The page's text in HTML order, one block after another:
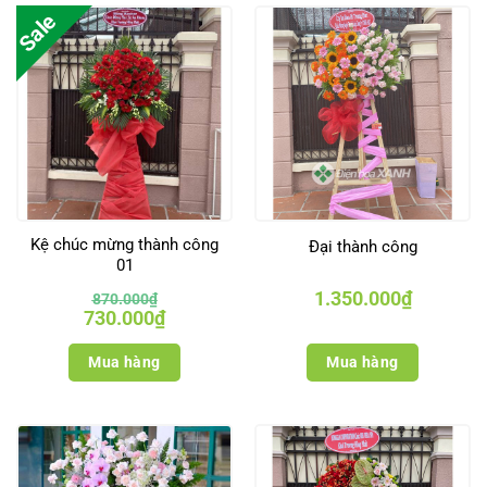
Sale
Kệ chúc mừng thành công
01
870.000₫
Giá
gốc
là:
870.000₫.
730.000₫Giá
hiện
tại
Mua hàng
Đại thành công
1.350.000₫
Mua hàng